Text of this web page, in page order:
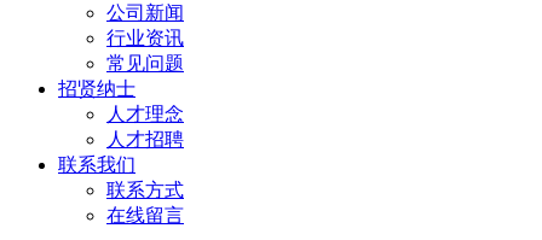
公司新闻
行业资讯
常见问题
招贤纳士
人才理念
人才招聘
联系我们
联系方式
在线留言